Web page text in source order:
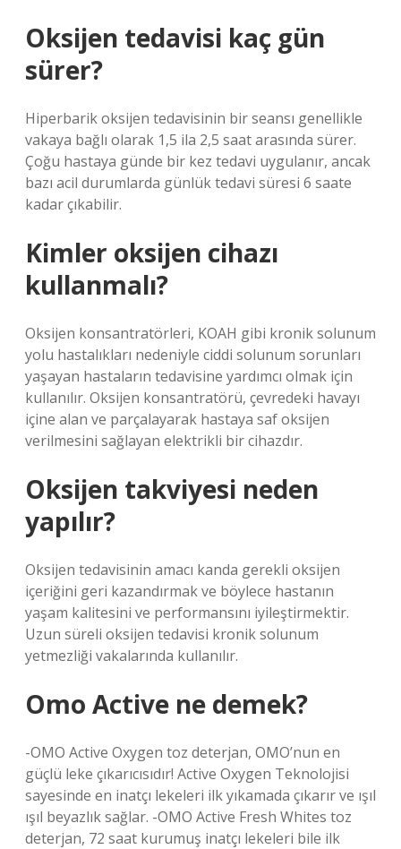
Oksijen tedavisi kaç gün
sürer?
Hiperbarik oksijen tedavisinin bir seansı genellikle
vakaya bağlı olarak 1,5 ila 2,5 saat arasında sürer.
Çoğu hastaya günde bir kez tedavi uygulanır, ancak
bazı acil durumlarda günlük tedavi süresi 6 saate
kadar çıkabilir.
Kimler oksijen cihazı
kullanmalı?
Oksijen konsantratörleri, KOAH gibi kronik solunum
yolu hastalıkları nedeniyle ciddi solunum sorunları
yaşayan hastaların tedavisine yardımcı olmak için
kullanılır. Oksijen konsantratörü, çevredeki havayı
içine alan ve parçalayarak hastaya saf oksijen
verilmesini sağlayan elektrikli bir cihazdır.
Oksijen takviyesi neden
yapılır?
Oksijen tedavisinin amacı kanda gerekli oksijen
içeriğini geri kazandırmak ve böylece hastanın
yaşam kalitesini ve performansını iyileştirmektir.
Uzun süreli oksijen tedavisi kronik solunum
yetmezliği vakalarında kullanılır.
Omo Active ne demek?
-OMO Active Oxygen toz deterjan, OMO’nun en
güçlü leke çıkarıcısıdır! Active Oxygen Teknolojisi
sayesinde en inatçı lekeleri ilk yıkamada çıkarır ve ışıl
ışıl beyazlık sağlar. -OMO Active Fresh Whites toz
deterjan, 72 saat kurumuş inatçı lekeleri bile ilk